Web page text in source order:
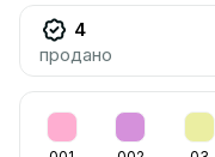
4
продано